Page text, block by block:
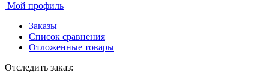
Мой профиль
Заказы
Список сравнения
Отложенные товары
Отследить заказ: